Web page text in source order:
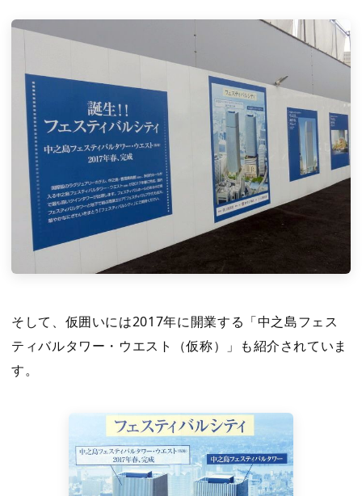
そして、仮囲いには2017年に開業する「中之島フェス
ティバルタワー・ウエスト（仮称）」も紹介されていま
す。